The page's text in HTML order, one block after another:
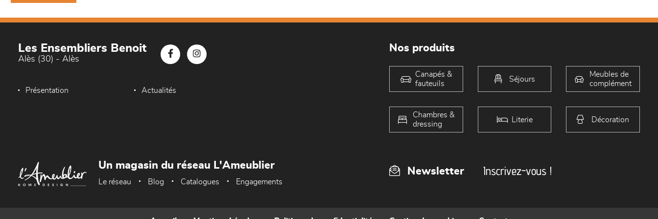
Les Ensembliers Benoit
Alès (30) - Alès
Présentation Actualités
Nos produits
Canapés &
fauteuils
Séjours
Meubles de
complément
Chambres &
dressing
Literie Décoration
Newsletter Inscrivez-vous !
Un magasin du réseau L'Ameublier
Le réseau Blog Catalogues Engagements